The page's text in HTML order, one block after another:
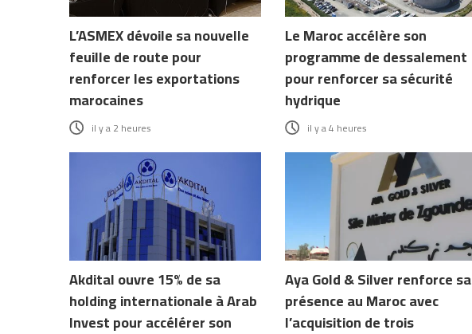
L’ASMEX dévoile sa nouvelle
feuille de route pour
renforcer les exportations
marocaines
il y a 2 heures
Le Maroc accélère son
programme de dessalement
pour renforcer sa sécurité
hydrique
il y a 4 heures
Akdital ouvre 15% de sa
holding internationale à Arab
Invest pour accélérer son
Aya Gold & Silver renforce sa
présence au Maroc avec
l’acquisition de trois